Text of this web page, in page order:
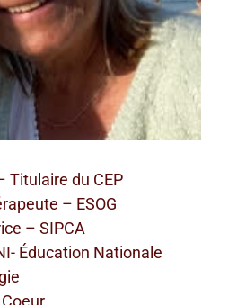
Titulaire du CEP
– ESOG
– SIPCA
Éducation Nationale